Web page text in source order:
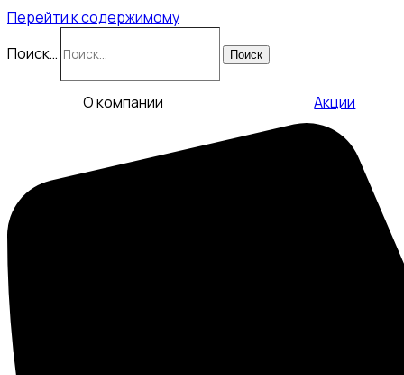
Перейти к содержимому
Поиск…
Поиск
О компании Акции